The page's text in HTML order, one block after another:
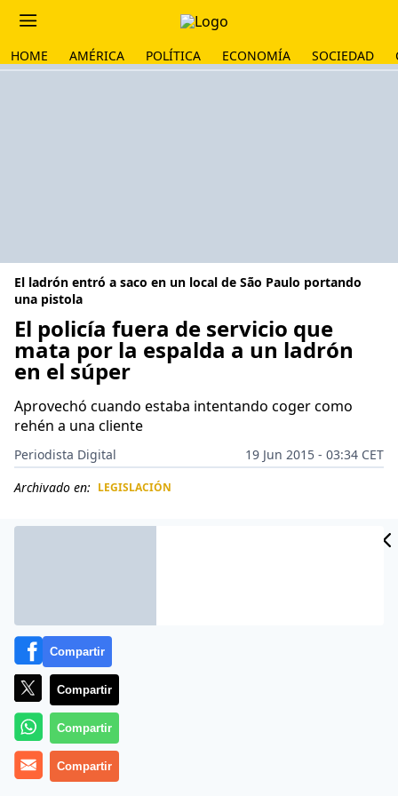
HOME AMÉRICA POLÍTICA ECONOMÍA SOCIEDAD
El ladrón entró a saco en un local de São Paulo portando
una pistola
El policía fuera de servicio que
mata por la espalda a un ladrón
en el súper
Aprovechó cuando estaba intentando coger como
rehén a una cliente
Periodista Digital
19 Jun 2015 - 03:34 CET
Archivado en: LEGISLACIÓN
El vídeo capta las dramáticas imagenes registradas en
Compartir
Compartir
Compartir
Compartir